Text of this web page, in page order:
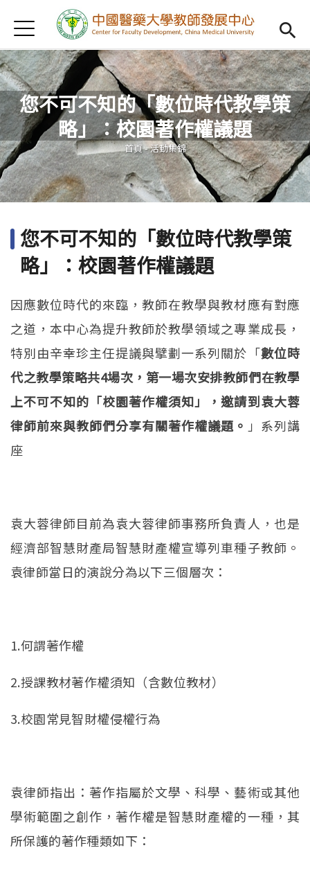
首頁
Open
認識我們
Open
教學研習
Open
新進教師
Open
傑出教授
Open
教師專業社群
Open
借用項目
Jump to Navigation
Jump to Main content
您不可不知的「數位時代教學策
略」：校園著作權議題
您在這裡
首頁-活動集錦
您不可不知的「數位時代教學策
略」：校園著作權議題
因應數位時代的來臨，教師在教學與教材應有對應
之道，本中心為提升教師於教學領域之專業成長，
特別由辛幸珍主任提議與擘劃一系列關於「數位時
代之教學策略共4場次，第一場次安排教師們在教學
上不可不知的「校園著作權須知」，邀請到袁大蓉
律師前來與教師們分享有關著作權議題。 」系列講
座
袁大蓉律師目前為袁大蓉律師事務所負責人，也是
經濟部智慧財產局智慧財產權宣導列車種子教師。
袁律師當日的演說分為以下三個層次：
1.何謂著作權
2.授課教材著作權須知（含數位教材）
3.校園常見智財權侵權行為
袁律師指出：著作指屬於文學、科學、藝術或其他
學術範圍之創作，著作權是智慧財產權的一種，其
所保護的著作種類如下：